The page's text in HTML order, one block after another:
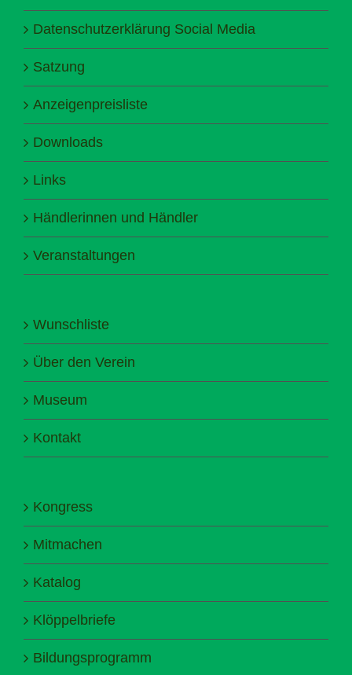
Datenschutzerklärung Social Media
Satzung
Anzeigenpreisliste
Downloads
Links
Händlerinnen und Händler
Veranstaltungen
Wunschliste
Über den Verein
Museum
Kontakt
Kongress
Mitmachen
Katalog
Klöppelbriefe
Bildungsprogramm